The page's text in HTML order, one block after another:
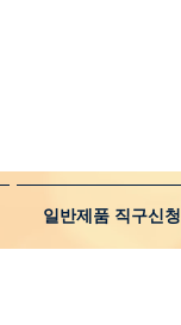
일반제품 직구신청